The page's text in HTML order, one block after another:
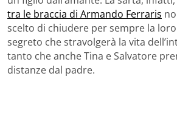
tra le braccia di Armando Ferraris
scelto di chiudere per sempre la
segreto che stravolgerà la vita
tanto che anche Tina e Salvatore
distanze dal padre.